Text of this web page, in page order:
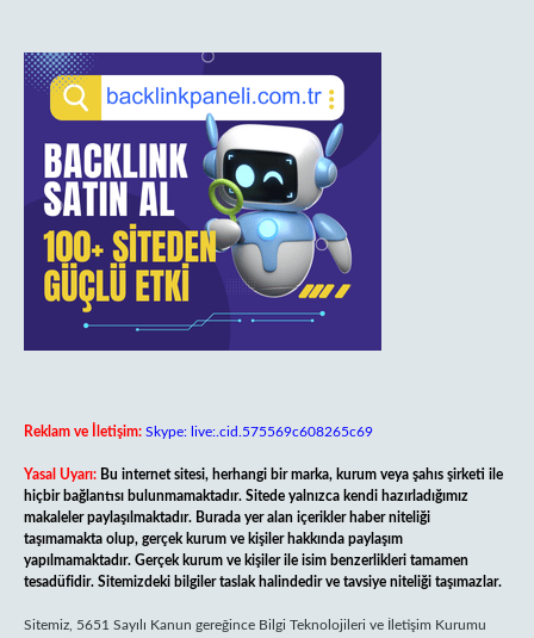
Reklam ve İletişim: Skype: live:.cid.575569c608265c69
Yasal Uyarı: Bu internet sitesi, herhangi bir marka, kurum veya şahıs şirketi ile
hiçbir bağlantısı bulunmamaktadır. Sitede yalnızca kendi hazırladığımız
makaleler paylaşılmaktadır. Burada yer alan içerikler haber niteliği
taşımamakta olup, gerçek kurum ve kişiler hakkında paylaşım
yapılmamaktadır. Gerçek kurum ve kişiler ile isim benzerlikleri tamamen
tesadüfidir. Sitemizdeki bilgiler taslak halindedir ve tavsiye niteliği taşımazlar.
Sitemiz, 5651 Sayılı Kanun gereğince Bilgi Teknolojileri ve İletişim Kurumu